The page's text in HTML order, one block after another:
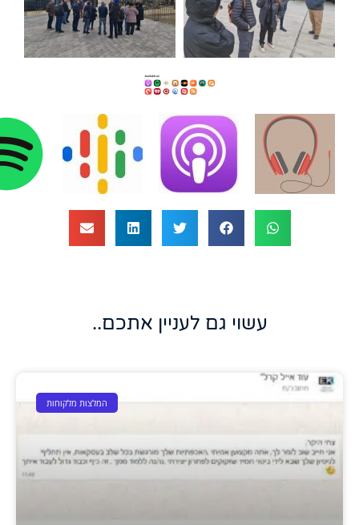
עשוי גם לעניין אתכם..
המלצות מלקוחות